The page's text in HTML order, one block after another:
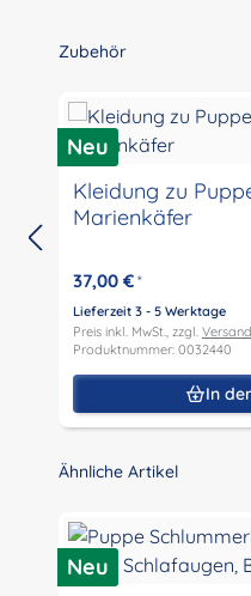
Produktgalerie überspringen
Zubehör
Neu
Kleidung zu
Marienkäfer
37,00 € *
Lieferzeit 3 - 5 Werktage
Preis inkl. MwSt., zzgl.
Produktnummer: 0032440
In
Produktgalerie überspringen
Ähnliche Artikel
Neu